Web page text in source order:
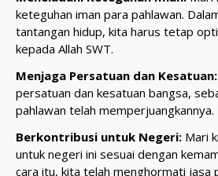
keteguhan iman para pahlawan.
tantangan hidup, kita harus tetap
kepada Allah SWT.
Menjaga Persatuan dan Kesatuan:
persatuan dan kesatuan bangsa,
pahlawan telah memperjuangkannya.
Berkontribusi untuk Negeri: Mari
untuk negeri ini sesuai dengan
cara itu, kita telah menghormati jasa